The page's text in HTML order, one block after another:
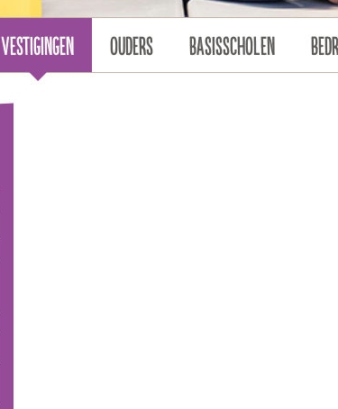
VESTIGINGEN OUDERS BASISSCHOLEN